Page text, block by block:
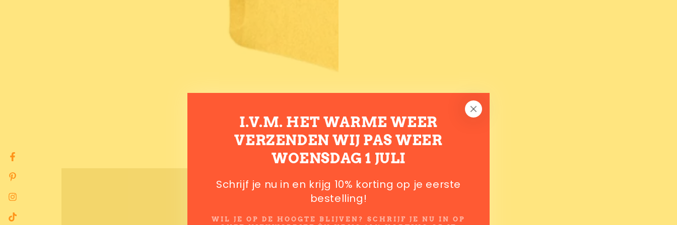
I.V.M. HET WARME WEER
VERZENDEN WIJ PAS WEER
WOENSDAG 1 JULI
Schrijf je nu in en krijg 10% korting op je eerste
bestelling!
WIL JE OP DE HOOGTE BLIJVEN? SCHRIJF JE NU IN OP
Facebook
Pinterest
Instagram
TikTok